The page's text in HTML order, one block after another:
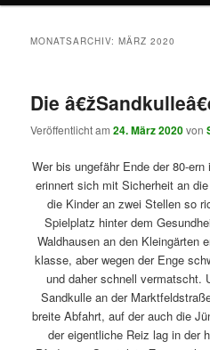
MONATSARCHIV:MÄRZ 2020
Die
Veröffentlicht am24. März 2020von
Wer bis ungefähr Ende der 80-
erinnert sich mit Sicherheit an
die Kinder an zwei Stellen so
Spielplatz hinter dem
Waldhausen an den Kleingärten
klasse, aber wegen der Enge
und daher schnell vermatscht.
Sandkulle an der
breite Abfahrt, auf der auch die
der eigentliche Reiz lag in der